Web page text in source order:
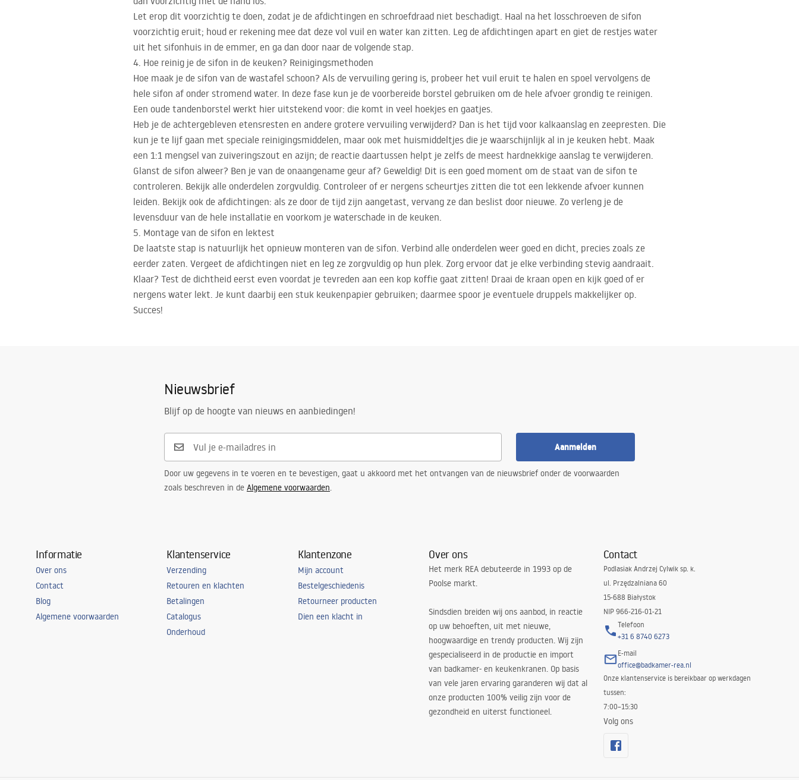
Let erop dit voorzichtig te doen, zodat je de afdichtingen en schroefdraad niet beschadigt. Haal na het losschroeven de sifon
voorzichtig eruit; houd er rekening mee dat deze vol vuil en water kan zitten. Leg de afdichtingen apart en giet de restjes water
uit het sifonhuis in de emmer, en ga dan door naar de volgende stap.
4. Hoe reinig je de sifon in de keuken? Reinigingsmethoden
Hoe maak je de sifon van de wastafel schoon? Als de vervuiling gering is, probeer het vuil eruit te halen en spoel vervolgens de
hele sifon af onder stromend water. In deze fase kun je de voorbereide borstel gebruiken om de hele afvoer grondig te reinigen.
Een oude tandenborstel werkt hier uitstekend voor: die komt in veel hoekjes en gaatjes.
Heb je de achtergebleven etensresten en andere grotere vervuiling verwijderd? Dan is het tijd voor kalkaanslag en zeepresten. Die
kun je te lijf gaan met speciale reinigingsmiddelen, maar ook met huismiddeltjes die je waarschijnlijk al in je keuken hebt. Maak
een 1:1 mengsel van zuiveringszout en azijn; de reactie daartussen helpt je zelfs de meest hardnekkige aanslag te verwijderen.
Glanst de sifon alweer? Ben je van de onaangename geur af? Geweldig! Dit is een goed moment om de staat van de sifon te
controleren. Bekijk alle onderdelen zorgvuldig. Controleer of er nergens scheurtjes zitten die tot een lekkende afvoer kunnen
leiden. Bekijk ook de afdichtingen: als ze door de tijd zijn aangetast, vervang ze dan beslist door nieuwe. Zo verleng je de
levensduur van de hele installatie en voorkom je waterschade in de keuken.
5. Montage van de sifon en lektest
De laatste stap is natuurlijk het opnieuw monteren van de sifon. Verbind alle onderdelen weer goed en dicht, precies zoals ze
eerder zaten. Vergeet de afdichtingen niet en leg ze zorgvuldig op hun plek. Zorg ervoor dat je elke verbinding stevig aandraait.
Klaar? Test de dichtheid eerst even voordat je tevreden aan een kop koffie gaat zitten! Draai de kraan open en kijk goed of er
nergens water lekt. Je kunt daarbij een stuk keukenpapier gebruiken; daarmee spoor je eventuele druppels makkelijker op.
Succes!
Nieuwsbrief
Blijf op de hoogte van nieuws en aanbiedingen!
Aanmelden
Door uw gegevens in te voeren en te bevestigen, gaat u akkoord met het ontvangen van de nieuwsbrief onder de voorwaarden
zoals beschreven in de Algemene voorwaarden.
Informatie
Over ons
Contact
Blog
Algemene voorwaarden
Klantenservice
Verzending
Retouren en klachten
Betalingen
Catalogus
Onderhoud
Klantenzone
Mijn account
Bestelgeschiedenis
Retourneer producten
Dien een klacht in
Over ons
Het merk REA debuteerde in 1993 op de
Poolse markt.
Sindsdien breiden wij ons aanbod, in reactie
op uw behoeften, uit met nieuwe,
hoogwaardige en trendy producten. Wij zijn
gespecialiseerd in de productie en import
van badkamer- en keukenkranen. Op basis
van vele jaren ervaring garanderen wij dat al
onze producten 100% veilig zijn voor de
gezondheid en uiterst functioneel.
Contact
Podlasiak Andrzej Cylwik sp. k.
ul. Przędzalniana 60
15-688 Białystok
NIP 966-216-01-21
Telefoon
+31 6 8740 6273
E-mail
office@badkamer-rea.nl
Onze klantenservice is bereikbaar op werkdagen
tussen:
7:00–15:30
Volg ons